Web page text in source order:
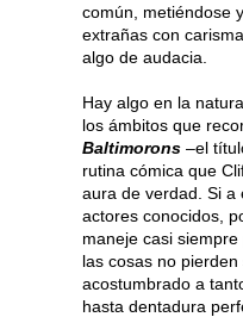
común, metiéndose
extrañas con
algo de audacia.
Hay algo en la
los ámbitos que
Baltimorons –el
rutina cómica que
aura de verdad. Si a
actores conocidos,
maneje casi
las cosas no pierden
acostumbrado a
hasta dentadura